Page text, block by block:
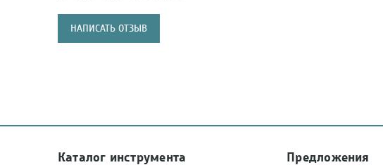
НАПИСАТЬ ОТЗЫВ
Каталог инструмента Предложения